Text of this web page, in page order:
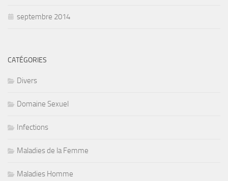
septembre 2014
CATÉGORIES
Divers
Domaine Sexuel
Infections
Maladies de la Femme
Maladies Homme